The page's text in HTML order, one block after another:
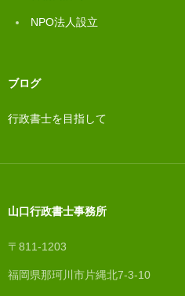
NPO法人設立
ブログ
行政書士を目指して
山口行政書士事務所
〒811-1203
福岡県那珂川市片縄北7-3-10